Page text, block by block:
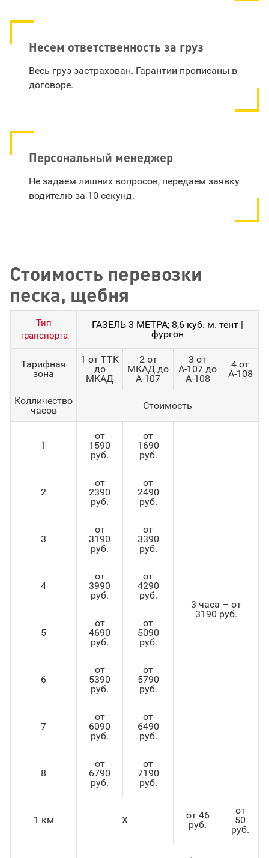
Несем ответственность за груз
Весь груз застрахован. Гарантии прописаны в
договоре.
Персональный менеджер
Не задаем лишних вопросов, передаем заявку
водителю за 10 секунд.
Стоимость перевозки
песка, щебня
Тип
транспорта
ГАЗЕЛЬ 3 МЕТРА; 8,6 куб. м. тент |
фургон
Тарифная
зона
1 от ТТК
до
МКАД
2 от
МКАД до
А-107
3 от
А-107 до
А-108
4 от
А-108
Колличество
часов
Стоимость
1
от
1590
руб.
от
1690
руб.
3 часа – от
3190 руб.
2
от
2390
руб.
от
2490
руб.
3
от
3190
руб.
от
3390
руб.
4
от
3990
руб.
от
4290
руб.
5
от
4690
руб.
от
5090
руб.
6
от
5390
руб.
от
5790
руб.
7
от
6090
руб.
от
6490
руб.
8
от
6790
руб.
от
7190
руб.
1 км X
от 46
руб.
от
50
руб.